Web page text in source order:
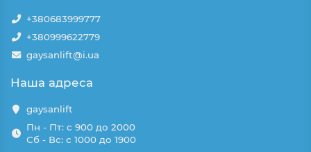
+380683999777
+380999622779
gaysanlift@i.ua
Наша адреса
gaysanlift
Пн - Пт: с 900 до 2000
Сб - Вс: с 1000 до 1900